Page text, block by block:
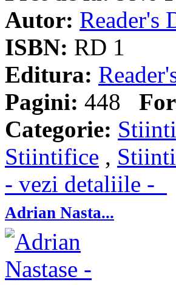
Autor: Reader's
ISBN: RD 1
Editura:
Pagini: 448
Categorie:
Stiintifice ,
- vezi detaliile -
Adrian Nasta...